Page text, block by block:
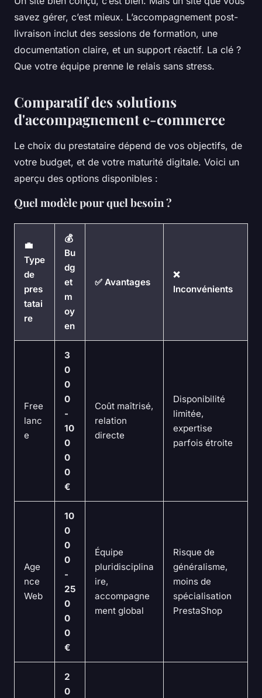
savez gérer, c’est mieux. L’accompagnement post-
livraison inclut des sessions de formation, une
documentation claire, et un support réactif. La clé ?
Que votre équipe prenne le relais sans stress.
Comparatif des solutions
d'accompagnement e-commerce
Le choix du prestataire dépend de vos objectifs, de
votre budget, et de votre maturité digitale. Voici un
aperçu des options disponibles :
Quel modèle pour quel besoin ?
💼
Type
de
pres
tatai
re
💰
Bu
dg
et
m
oy
en
✅ Avantages
❌
Inconvénients
Free
lanc
e
3
0
0
0
-
10
0
0
0
€
Coût maîtrisé,
relation
directe
Disponibilité
limitée,
expertise
parfois étroite
Age
nce
Web
10
0
0
0
-
25
0
0
0
€
Équipe
pluridisciplina
ire,
accompagne
ment global
Risque de
généralisme,
moins de
spécialisation
PrestaShop
2
0